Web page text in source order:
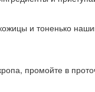
и тоненько
промойте в